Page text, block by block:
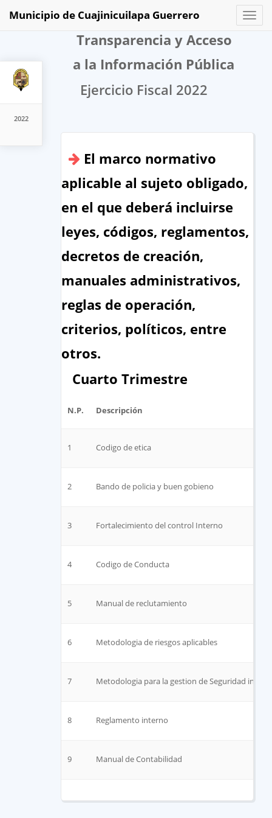
2022
Toggle
Municipio de Cuajinicuilapa Guerrero
Transparencia y Acceso
a la Información Pública
Ejercicio Fiscal 2022
El marco normativo
aplicable al sujeto obligado,
en el que deberá incluirse
leyes, códigos, reglamentos,
decretos de creación,
manuales administrativos,
reglas de operación,
criterios, políticos, entre
otros.
Cuarto Trimestre
N.P. Descripción
1 Codigo de etica
2 Bando de policia y buen gobieno
3 Fortalecimiento del control Interno
4 Codigo de Conducta
5 Manual de reclutamiento
6 Metodologia de riesgos aplicables
7 Metodologia para la gestion de Seguridad
8 Reglamento interno
9 Manual de Contabilidad